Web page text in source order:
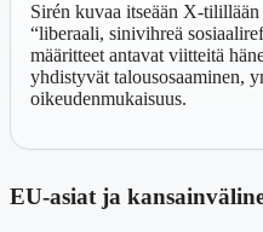
Sirén kuvaa itseään X-
“liberaali, sinivihreä
määritteet antavat viitteitä
yhdistyvät talousosaaminen,
oikeudenmukaisuus.
EU-asiat ja